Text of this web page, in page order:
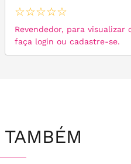
Brancas - Prata 925
☆☆☆☆☆
Revendedor, para visualizar
faça login ou cadastre-se.